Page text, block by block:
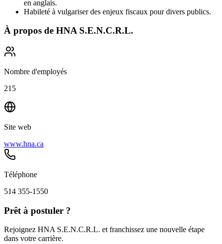
en anglais.
Habileté à vulgariser des enjeux fiscaux pour divers publics.
À propos de HNA S.E.N.C.R.L.
Nombre d'employés
215
Site web
www.hna.ca
Téléphone
514 355-1550
Prêt à postuler ?
Rejoignez HNA S.E.N.C.R.L. et franchissez une nouvelle étape
dans votre carrière.